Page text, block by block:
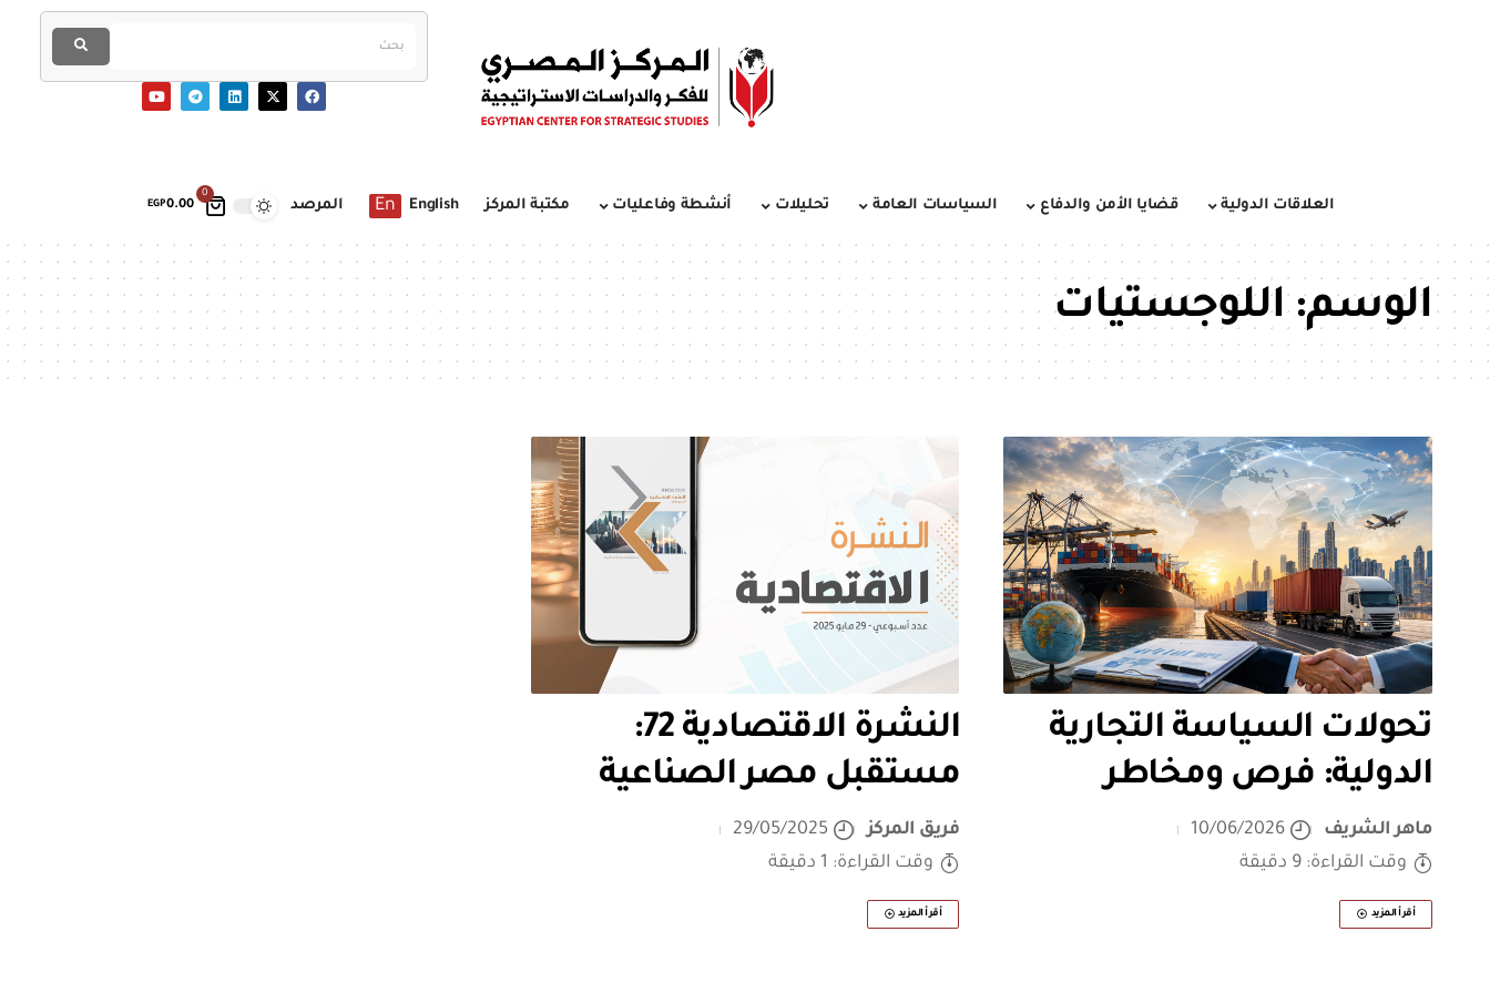
0
EGP0.00 العلاقات الدولية قضايا الأمن والدفاع السياسات العامة تحليلات أنشطة وفاعليات مكتبة المركز English
En المرصد
الوسم:اللوجستيات
تحولات السياسة التجارية
الدولية: فرص ومخاطر
ماهر الشريف
10/06/2026
وقت القراءة: 9 دقيقة
أقرأ المزيد
النشرة الاقتصادية 72:
مستقبل مصر الصناعية
فريق المركز
29/05/2025
وقت القراءة: 1 دقيقة
أقرأ المزيد